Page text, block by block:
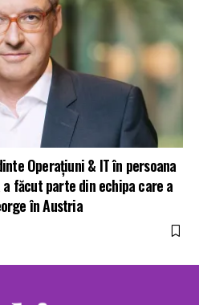
Operațiuni & IT în persoana
făcut parte din echipa care a
în Austria